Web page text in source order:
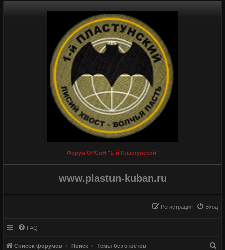
Форум ОРСпН "1-й Пластунский"
www.plastun-kuban.ru
Вход
Регистрация
FAQ
Список форумов Поиск Темы без ответов